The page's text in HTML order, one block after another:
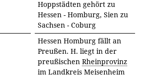
Hoppstädten gehört zu
Hessen - Homburg, Sien zu
Sachsen - Coburg
Hessen Homburg fällt an
Preußen. H. liegt in der
preußischen Rheinprovinz
im Landkreis Meisenheim